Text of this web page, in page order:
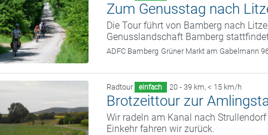
Zum Genusstag nach
Die Tour führt von Bamberg nach
Genusslandschaft Bamberg
ADFC Bamberg Grüner Markt am Gabelmann
Radtour einfach 20 - 39 km, < 15 km/h
Brotzeittour zur
Wir radeln am Kanal nach
Einkehr fahren wir zurück.